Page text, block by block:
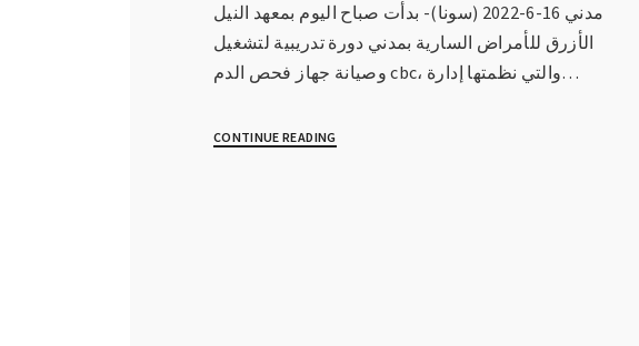
مدني 16-6-2022 (سونا)- بدأت صباح اليوم بمعهد النيل
الأزرق للأمراض السارية بمدني دورة تدريبية لتشغيل
وصيانة جهاز فحص الدم cbc، والتي نظمتها إدارة…
CONTINUE READING